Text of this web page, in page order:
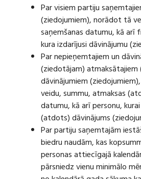
Par visiem partiju
(ziedojumiem), norādot tā
saņemšanas datumu, kā arī
kura izdarījusi dāvinājumu
Par nepieņemtajiem un
(ziedotājam)
dāvinājumiem
veidu, summu, atmaksas
datumu, kā arī personu,
(atdots) dāvinājums
Par partiju saņemtajām
biedru naudām, kas
personas attiecīgajā
pārsniedz vienu minimālo